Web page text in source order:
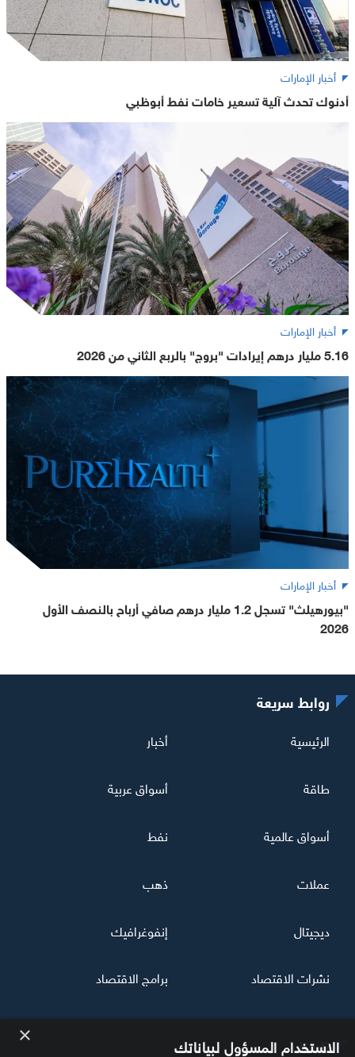
أخبار الإمارات
أدنوك تحدث آلية تسعير خامات نفط أبوظبي
أخبار الإمارات
5.16 مليار درهم إيرادات "بروج" بالربع الثاني من 2026
أخبار الإمارات
"بيورهيلث" تسجل 1.2 مليار درهم صافي أرباح بالنصف الأول
2026
تابعنا
روابط سريعة
الرئيسية أخبار
طاقة أسواق عربية
أسواق عالمية نفط
عملات ذهب
ديجيتال إنفوغرافيك
نشرات الاقتصاد برامج الاقتصاد
× الاستخدام المسؤول لبياناتك